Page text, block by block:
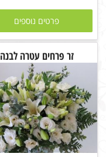
פרטים נוספים
זר פרחים עטרה לבנה